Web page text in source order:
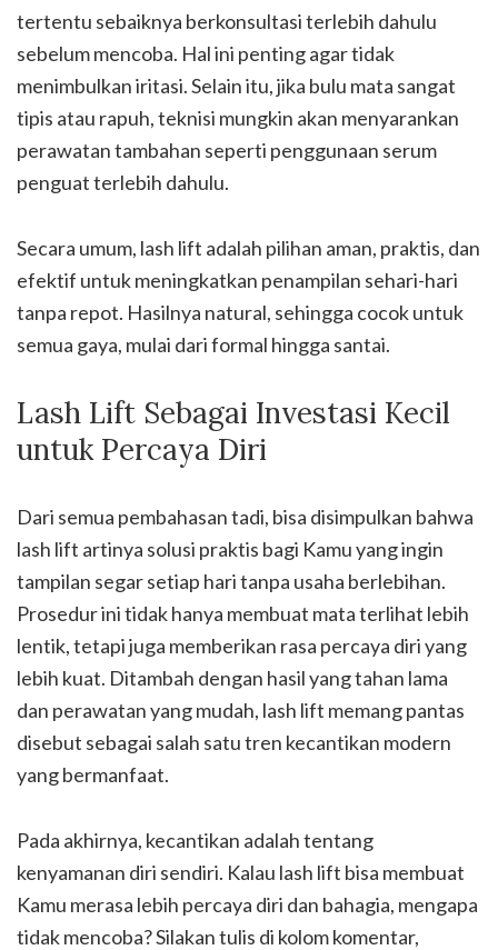
tertentu sebaiknya berkonsultasi terlebih dahulu
sebelum mencoba. Hal ini penting agar tidak
menimbulkan iritasi. Selain itu, jika bulu mata sangat
tipis atau rapuh, teknisi mungkin akan menyarankan
perawatan tambahan seperti penggunaan serum
penguat terlebih dahulu.
Secara umum, lash lift adalah pilihan aman, praktis, dan
efektif untuk meningkatkan penampilan sehari-hari
tanpa repot. Hasilnya natural, sehingga cocok untuk
semua gaya, mulai dari formal hingga santai.
Lash Lift Sebagai Investasi Kecil
untuk Percaya Diri
Dari semua pembahasan tadi, bisa disimpulkan bahwa
lash lift artinya solusi praktis bagi Kamu yang ingin
tampilan segar setiap hari tanpa usaha berlebihan.
Prosedur ini tidak hanya membuat mata terlihat lebih
lentik, tetapi juga memberikan rasa percaya diri yang
lebih kuat. Ditambah dengan hasil yang tahan lama
dan perawatan yang mudah, lash lift memang pantas
disebut sebagai salah satu tren kecantikan modern
yang bermanfaat.
Pada akhirnya, kecantikan adalah tentang
kenyamanan diri sendiri. Kalau lash lift bisa membuat
Kamu merasa lebih percaya diri dan bahagia, mengapa
tidak mencoba? Silakan tulis di kolom komentar,